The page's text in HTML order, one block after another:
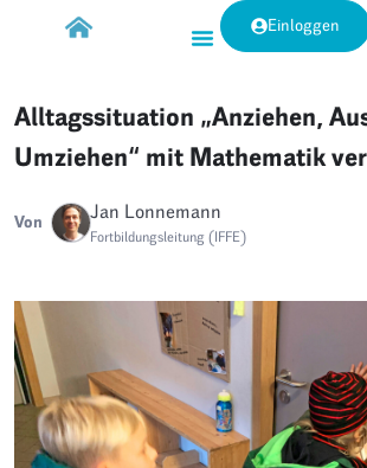
Einloggen
Alltagssituation „Anziehen,
Umziehen“ mit Mathematik
Von Jan Lonnemann
Fortbildungsleitung (IFFE)